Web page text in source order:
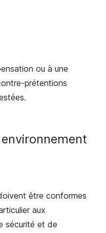
ou à une
prétentions
être conformes
aux
sécurité et de